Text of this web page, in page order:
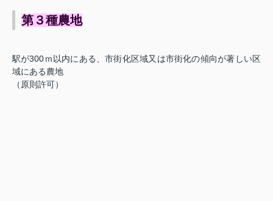
第３種農地
駅が300ｍ以内にある、市街化区域又は市街化の傾向が著しい区
域にある農地
（原則許可）